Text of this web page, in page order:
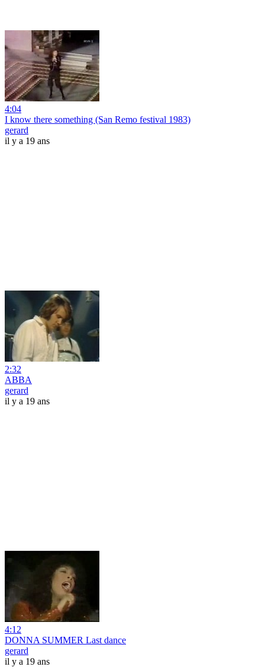
4:04
I know there something (San Remo festival 1983)
gerard
il y a 19 ans
2:32
ABBA
gerard
il y a 19 ans
4:12
DONNA SUMMER Last dance
gerard
il y a 19 ans